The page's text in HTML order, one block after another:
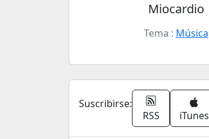
Miocardio
Tema : Música
Suscribirse:
RSS
iTunes